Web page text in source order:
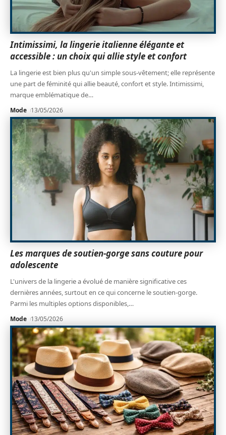
Intimissimi, la lingerie italienne élégante et
accessible : un choix qui allie style et confort
La lingerie est bien plus qu'un simple sous-vêtement; elle représente
une part de féminité qui allie beauté, confort et style. Intimissimi,
marque emblématique de…
Mode 13/05/2026
Les marques de soutien-gorge sans couture pour
adolescente
L'univers de la lingerie a évolué de manière significative ces
dernières années, surtout en ce qui concerne le soutien-gorge.
Parmi les multiples options disponibles, …
Mode 13/05/2026